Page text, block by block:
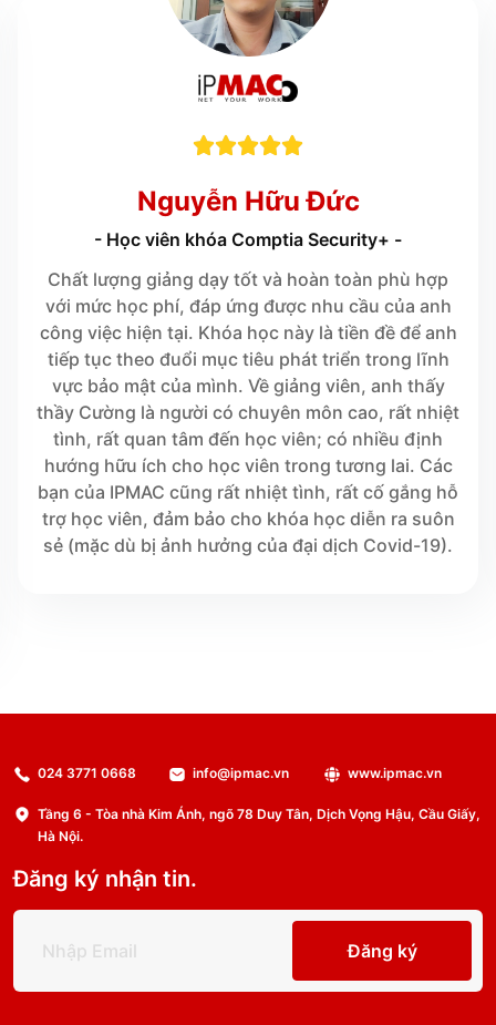

Nguyễn Hữu Đức
- Học viên khóa Comptia Security+ -
Chất lượng giảng dạy tốt và hoàn toàn phù hợp
với mức học phí, đáp ứng được nhu cầu của anh
công việc hiện tại. Khóa học này là tiền đề để anh
tiếp tục theo đuổi mục tiêu phát triển trong lĩnh
vực bảo mật của mình. Về giảng viên, anh thấy
thầy Cường là người có chuyên môn cao, rất nhiệt
tình, rất quan tâm đến học viên; có nhiều định
hướng hữu ích cho học viên trong tương lai. Các
bạn của IPMAC cũng rất nhiệt tình, rất cố gắng hỗ
trợ học viên, đảm bảo cho khóa học diễn ra suôn
sẻ (mặc dù bị ảnh hưởng của đại dịch Covid-19).
024 3771 0668 info@ipmac.vn www.ipmac.vn
Tầng 6 - Tòa nhà Kim Ánh, ngõ 78 Duy Tân, Dịch Vọng Hậu, Cầu Giấy,
Hà Nội.
Đăng ký nhận tin.
Đăng ký